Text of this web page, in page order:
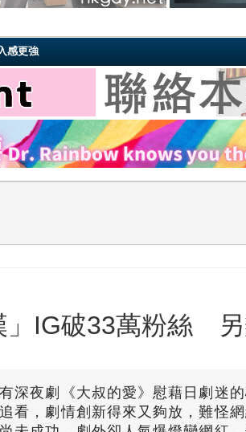
感更強
」IG破33萬粉絲
深夜劇《大叔的愛》慰藉日劇迷的
看，劇情創新得來又夠放，難怪